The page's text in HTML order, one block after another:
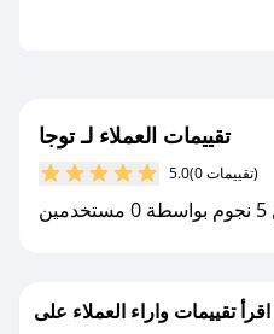
تقييمات العملاء لـ توجا
5.0 (0 تقييمات)